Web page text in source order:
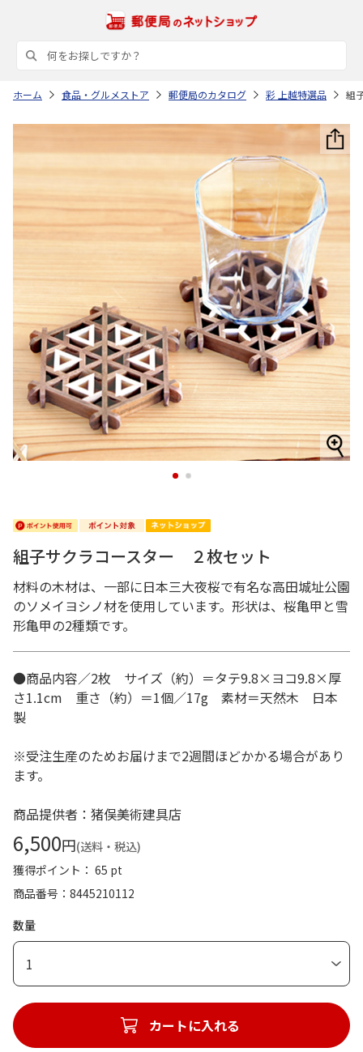
ホーム 食品・グルメストア 郵便局のカタログ 彩 上越特選品 組
1 2
組子サクラコースター ２枚セット
材料の木材は、一部に日本三大夜桜で有名な高田城址公園
のソメイヨシノ材を使用しています。形状は、桜亀甲と雪
形亀甲の2種類です。
●商品内容／2枚 サイズ（約）＝タテ9.8×ヨコ9.8×厚
さ1.1cm 重さ（約）＝1個／17g 素材＝天然木 日本
製
※受注生産のためお届けまで2週間ほどかかる場合があり
ます。
商品提供者：猪俣美術建具店
6,500円(送料・税込)
獲得ポイント： 65 pt
商品番号
8445210112
数量
1
カートに入れる